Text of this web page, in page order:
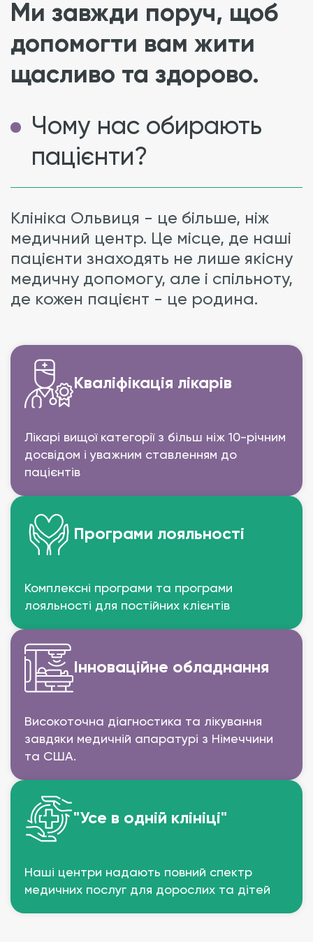
Ми завжди поруч, щоб
допомогти вам жити
щасливо та здорово.
Чому нас обирають
пацієнти?
Клініка Ольвиця - це більше, ніж
медичний центр. Це місце, де наші
пацієнти знаходять не лише якісну
медичну допомогу, але і спільноту,
де кожен пацієнт - це родина.
Кваліфікація лікарів
Лікарі вищої категорії з більш ніж 10-річним
досвідом і уважним ставленням до
пацієнтів
Програми лояльності
Комплексні програми та програми
лояльності для постійних клієнтів
Інноваційне обладнання
Високоточна діагностика та лікування
завдяки медичній апаратурі з Німеччини
та США.
"Усе в одній клініці"
Наші центри надають повний спектр
медичних послуг для дорослих та дітей